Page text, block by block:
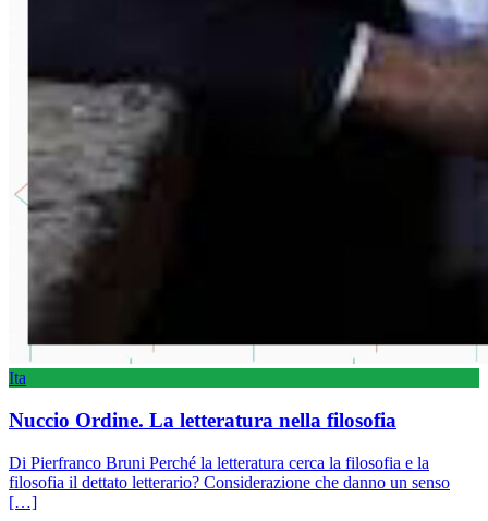
Ita
Nuccio Ordine. La letteratura nella filosofia
Di Pierfranco Bruni Perché la letteratura cerca la filosofia e la
filosofia il dettato letterario? Considerazione che danno un senso
[…]